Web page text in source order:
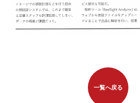
一覧へ戻る